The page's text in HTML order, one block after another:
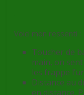
Voici mon ressenti :
Toucher de
main, on
les frappe
Distance au
en distance.